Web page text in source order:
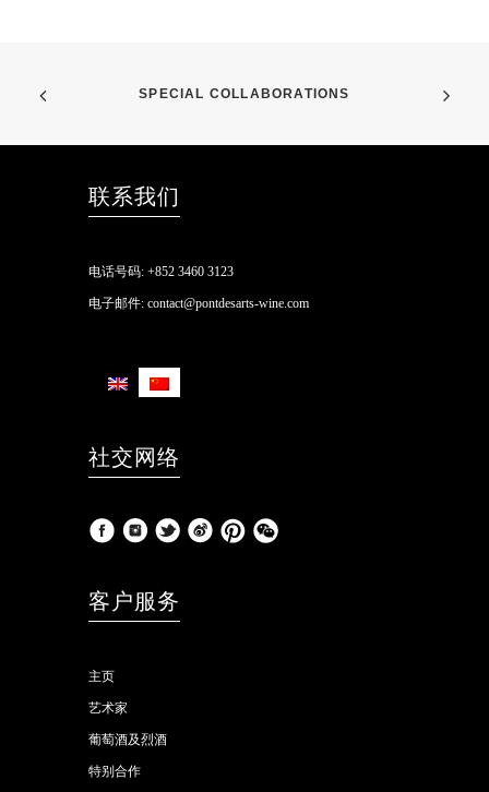
SPECIAL COLLABORATIONS
联系我们
电话号码:+852 3460 3123
电子邮件:contact@pontdesarts-wine.com
社交网络
客户服务
主页
艺术家
葡萄酒及烈酒
特别合作